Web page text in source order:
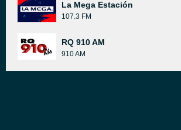
La Mega Estación
107.3 FM
RQ 910 AM
910 AM